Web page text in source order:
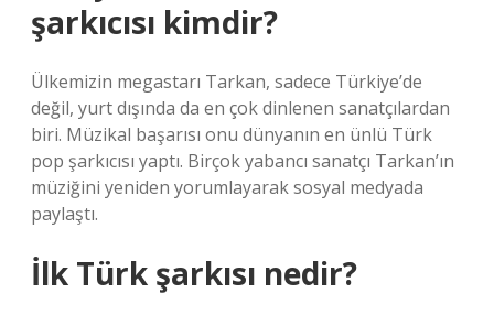
şarkıcısı kimdir?
Ülkemizin megastarı Tarkan, sadece Türkiye’de
değil, yurt dışında da en çok dinlenen sanatçılardan
biri. Müzikal başarısı onu dünyanın en ünlü Türk
pop şarkıcısı yaptı. Birçok yabancı sanatçı Tarkan’ın
müziğini yeniden yorumlayarak sosyal medyada
paylaştı.
İlk Türk şarkısı nedir?